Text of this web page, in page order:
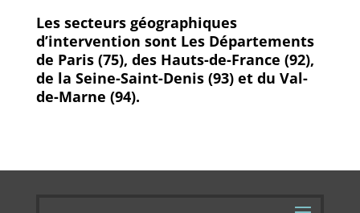
Les secteurs géographiques
d’intervention sont Les Départements
de Paris (75), des Hauts-de-France (92),
de la Seine-Saint-Denis (93) et du Val-
de-Marne (94).